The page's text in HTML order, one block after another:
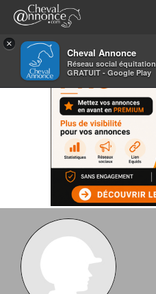
×
Cheval Annonce
Réseau social équitation
GRATUIT - Google Play